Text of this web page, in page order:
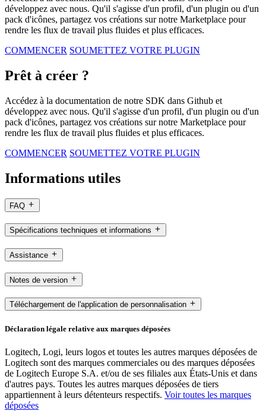
développez avec nous. Qu'il s'agisse d'un profil, d'un plugin ou d'un
pack d'icônes, partagez vos créations sur notre Marketplace pour
rendre les flux de travail plus fluides et plus efficaces.
COMMENCER SOUMETTEZ VOTRE PLUGIN
Prêt à créer ?
Accédez à la documentation de notre SDK dans Github et
développez avec nous. Qu'il s'agisse d'un profil, d'un plugin ou d'un
pack d'icônes, partagez vos créations sur notre Marketplace pour
rendre les flux de travail plus fluides et plus efficaces.
COMMENCER SOUMETTEZ VOTRE PLUGIN
Informations utiles
FAQ
Spécifications techniques et informations
Assistance
Notes de version
Téléchargement de l'application de personnalisation
Déclaration légale relative aux marques déposées
Logitech, Logi, leurs logos et toutes les autres marques déposées de
Logitech sont des marques commerciales ou des marques déposées
de Logitech Europe S.A. et/ou de ses filiales aux États-Unis et dans
d'autres pays. Toutes les autres marques déposées de tiers
appartiennent à leurs détenteurs respectifs. Voir toutes les marques
déposées